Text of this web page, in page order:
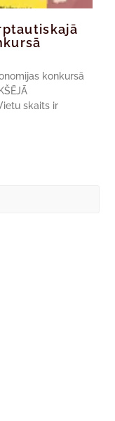
konkursā
skaits ir